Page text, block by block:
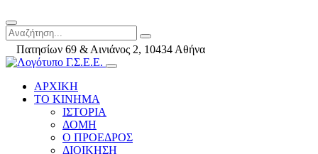
Πατησίων 69 & Αινιάνος 2, 10434 Αθήνα
ΑΡΧΙΚΗ
ΤΟ ΚΙΝΗΜΑ
ΙΣΤΟΡΙΑ
ΔΟΜΗ
Ο ΠΡΟΕΔΡΟΣ
ΔΙΟΙΚΗΣΗ